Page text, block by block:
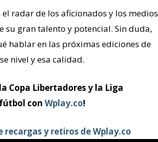
radar de los aficionados y los medios
su gran talento y potencial. Sin duda,
hablar en las próximas ediciones de
nivel y esa calidad.
Copa Libertadores y la Liga
con Wplay.co!
recargas y retiros de Wplay.co